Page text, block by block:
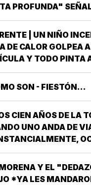
PROFUNDA"
ESTADO *ESTÁ A
EL TEMA DE LA
DE
NO ES…
| UN NIÑO
DE CALOR GOLPEA
Y TODO PINTA
COMO EL PEOR
CLIMÁTICOS
SON - FIESTÓN...
CIEN AÑOS DE LA
UNO ANDA DE
LLEVABAS
OCASIONES
PORQUE TENEMOS
Y EL
*YA LES